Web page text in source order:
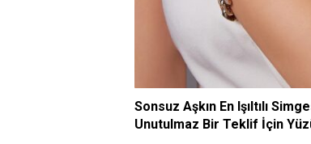
Sonsuz Aşkın En Işıltılı
Unutulmaz Bir Teklif İçin